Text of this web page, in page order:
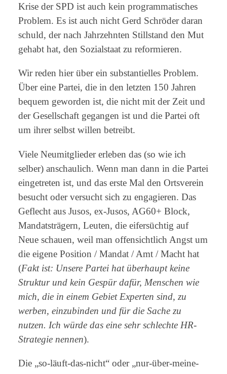
Krise der SPD ist auch kein programmatisches
Problem. Es ist auch nicht Gerd Schröder daran
schuld, der nach Jahrzehnten Stillstand den Mut
gehabt hat, den Sozialstaat zu reformieren.
Wir reden hier über ein substantielles Problem.
Über eine Partei, die in den letzten 150 Jahren
bequem geworden ist, die nicht mit der Zeit und
der Gesellschaft gegangen ist und die Partei oft
um ihrer selbst willen betreibt.
Viele Neumitglieder erleben das (so wie ich
selber) anschaulich. Wenn man dann in die Partei
eingetreten ist, und das erste Mal den Ortsverein
besucht oder versucht sich zu engagieren. Das
Geflecht aus Jusos, ex-Jusos, AG60+ Block,
Mandatsträgern, Leuten, die eifersüchtig auf
Neue schauen, weil man offensichtlich Angst um
die eigene Position / Mandat / Amt / Macht hat
(Fakt ist: Unsere Partei hat überhaupt keine
Struktur und kein Gespür dafür, Menschen wie
mich, die in einem Gebiet Experten sind, zu
werben, einzubinden und für die Sache zu
nutzen. Ich würde das eine sehr schlechte HR-
Strategie nennen).
Die „so-läuft-das-nicht“ oder „nur-über-meine-